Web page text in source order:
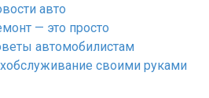
авто
— это просто
автомобилистам
своими руками